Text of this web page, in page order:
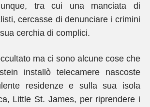
tra cui una manciata di
cercasse di denunciare i crimini
cerchia di complici.
ma ci sono alcune cose che
installò telecamere nascoste
residenze e sulla sua isola
Little St. James, per riprendere i